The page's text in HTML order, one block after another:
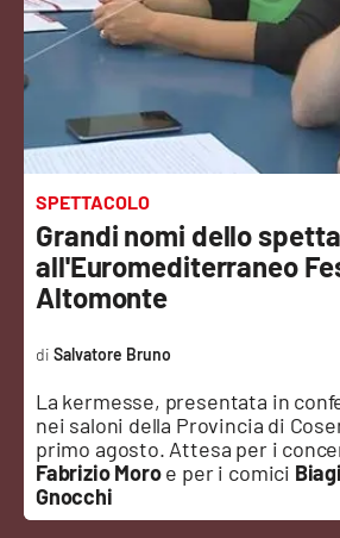
Sanità
Cultura
Podcast
Meteo
VIDEO
Ambiente
Cronaca
SPETTACOLO
Grandi nomi dello
all'Euromediterraneo
Altomonte
La kermesse, presentata in
nei saloni della Provincia di
primo agosto. Attesa per i
Fabrizio Moroe per i comici
Gnocchi
Salvatore Bruno